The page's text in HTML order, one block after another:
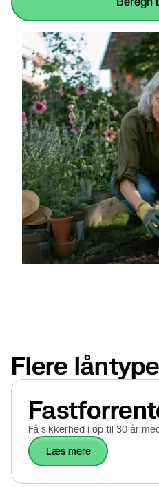
Flere
Få sikkerhed i op til 30 år
læs mere